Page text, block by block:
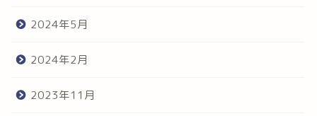
2024年5月
2024年2月
2023年11月